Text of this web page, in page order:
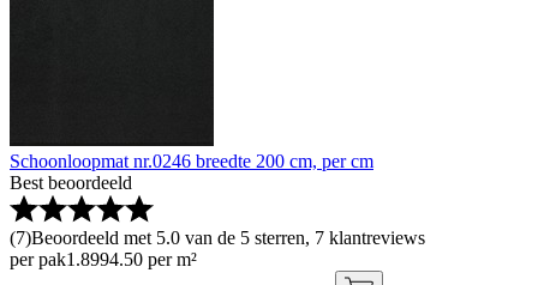
Schoonloopmat nr.0246 breedte 200 cm, per cm
Best beoordeeld
(7)Beoordeeld met 5.0 van de 5 sterren, 7 klantreviews
per pak1 .8994.50 per m²